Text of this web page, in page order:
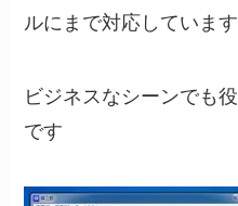
ルにまで対応しています
ビジネスなシーンでも
です